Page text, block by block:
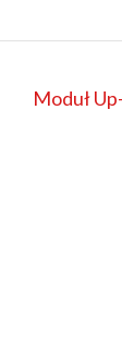
Moduł